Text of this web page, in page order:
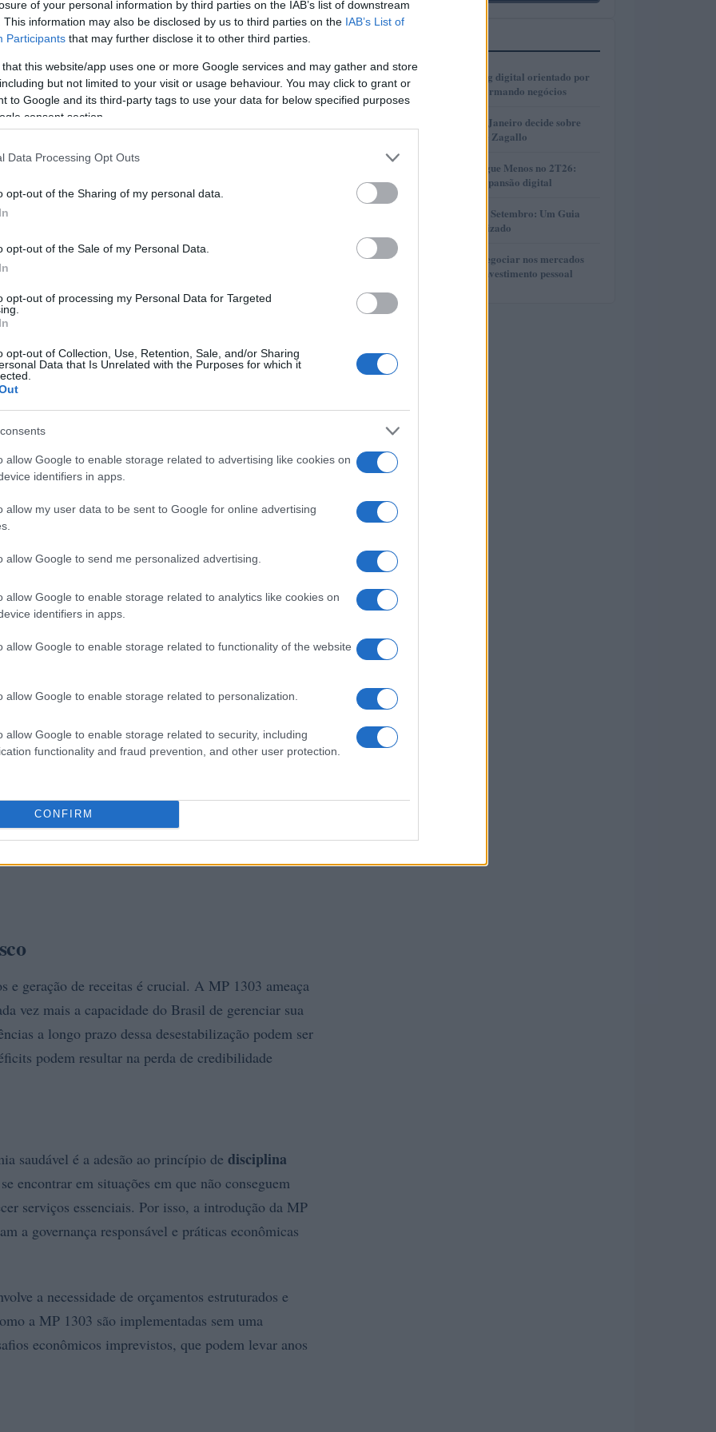
of your personal information by third parties on the IAB’s list of downstream
This information may also be disclosed by us to third parties on the IAB’s List of
Participants that may further disclose it to other third parties.
that this website/app uses one or more Google services and may gather and store
but not limited to your visit or usage behaviour. You may click to grant or
to Google and its third-party tags to use your data for below specified purposes
consent section.
Data Processing Opt Outs
opt-out of the Sharing of my personal data.
opt-out of the Sale of my Personal Data.
opt-out of processing my Personal Data for Targeted
opt-out of Collection, Use, Retention, Sale, and/or Sharing
Data that Is Unrelated with the Purposes for which it
allow Google to enable storage related to advertising like cookies on
identifiers in apps.
allow my user data to be sent to Google for online advertising
allow Google to send me personalized advertising.
allow Google to enable storage related to analytics like cookies on
identifiers in apps.
allow Google to enable storage related to functionality of the website
allow Google to enable storage related to personalization.
allow Google to enable storage related to security, including
functionality and fraud prevention, and other user protection.
CONFIRM
1303<\/h2>
questão do impacto nasustentabilidade da dívida
aprovada, pode comprometer a própria base
A sustentabilidade da dívida pública não é
para manter a confiança dos investidores e
é a sua capacidade de minar a
que o governo está tomando decisões que podem
seus compromissos de investimento nos
pode resultar em um efeito dominó, levando à
de empréstimos e um potencial declínio
e geração de receitas é crucial. A MP 1303 ameaça
vez mais a capacidade do Brasil de gerenciar sua
a longo prazo dessa desestabilização podem ser
podem resultar na perda de credibilidade
saudável é a adesão ao princípio de disciplina
encontrar em situações em que não conseguem
serviços essenciais. Por isso, a introdução da MP
a governança responsável e práticas econômicas
a necessidade de orçamentos estruturados e
a MP 1303 são implementadas sem uma
econômicos imprevistos, que podem levar anos
1
Como o marketing digital orientado por
dados está transformando negócios
2
Justiça do Rio de Janeiro decide sobre
divisão de bens de Zagallo
3
Resultados da Pague Menos no 2T26:
lucro, receita e expansão digital
Taxas de CDB em Setembro: Um Guia
Completo e Atualizado
5
Descubra como negociar nos mercados
financeiros sem investimento pessoal